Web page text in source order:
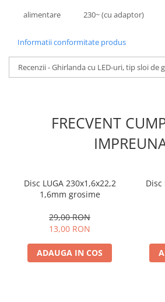
alimentare
230~ (cu adaptor)
Informatii conformitate produs
Recenzii - Ghirlanda cu LED-uri, tip sloi de
FRECVENT
Disc LUGA 230x1,6x22,2
1,6mm grosime
29,00 RON
13,00 RON
ADAUGA IN COS
Disc